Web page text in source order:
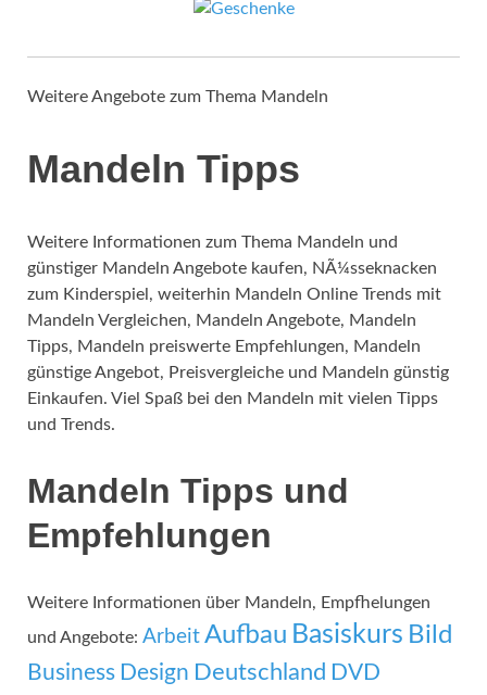
Weitere Angebote zum Thema Mandeln
Mandeln Tipps
Weitere Informationen zum Thema Mandeln und
günstiger Mandeln Angebote kaufen, NÃ¼sseknacken
zum Kinderspiel, weiterhin Mandeln Online Trends mit
Mandeln Vergleichen, Mandeln Angebote, Mandeln
Tipps, Mandeln preiswerte Empfehlungen, Mandeln
günstige Angebot, Preisvergleiche und Mandeln günstig
Einkaufen. Viel Spaß bei den Mandeln mit vielen Tipps
und Trends.
Mandeln Tipps und
Empfehlungen
Weitere Informationen über Mandeln, Empfhelungen
und Angebote: Arbeit Aufbau Basiskurs Bild
Business Design Deutschland DVD